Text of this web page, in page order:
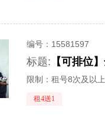
编号： 15581597
标题:
限制：租号8次及以上
租4送1